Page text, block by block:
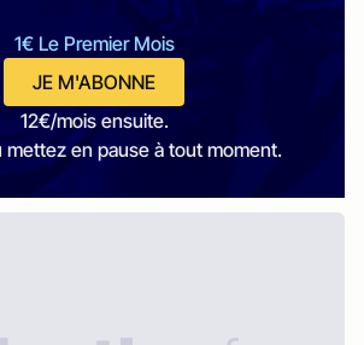
1€ Le Premier Mois
JE M'ABONNE
12€/mois ensuite.
mettez en pause à tout moment.